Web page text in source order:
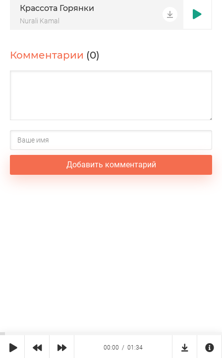
Крассота Горянки
Nurali Kamal
Комментарии (0)
Добавить комментарий
00:00 01:34